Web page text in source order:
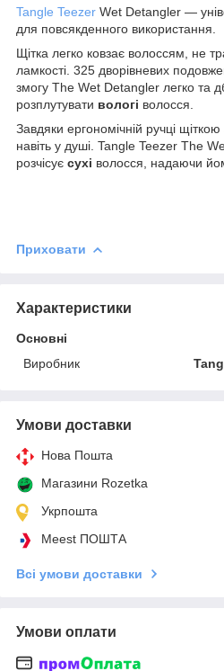
Tangle Teezer Wet Detangler —
для повсякденного використання.
Щітка легко ковзає волоссям, не
ламкості. 325 дворівневих
змогу The Wet Detangler легко та
розплутувати вологі волосся.
Завдяки ергономічній ручці
навіть у душі. Tangle Teezer The
розчісує сухі волосся, надаючи
Приховати
Характеристики
Основні
Виробник
Умови доставки
Нова Пошта
Магазини Rozetka
Укрпошта
Meest ПОШТА
Всі умови доставки
Умови оплати